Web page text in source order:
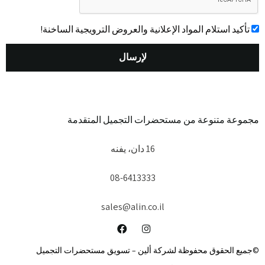
אישורتأكيد استلام المواد الإعلانية والعروض الترويجية الساخنة!
لإرسال
مجموعة متنوعة من مستحضرات التجميل المتقدمة
16 دان، يفنه
08-6413333
sales@alin.co.il
©جميع الحقوق محفوظة لشركة ألين – تسويق مستحضرات التجميل